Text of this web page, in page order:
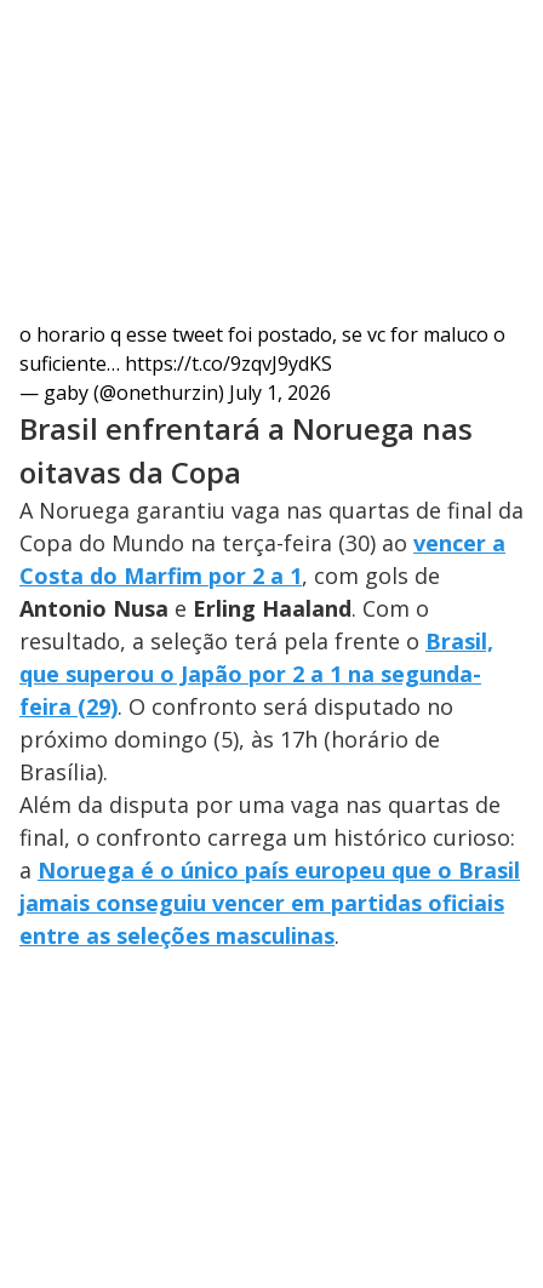
o horario q esse tweet foi postado, se vc for maluco o
suficiente… https://t.co/9zqvJ9ydKS
— gaby (@onethurzin) July 1, 2026
Brasil enfrentará a Noruega nas
oitavas da Copa
A Noruega garantiu vaga nas quartas de final da
Copa do Mundo na terça-feira (30) ao vencer a
Costa do Marfim por 2 a 1, com gols de
Antonio Nusa e Erling Haaland. Com o
resultado, a seleção terá pela frente o Brasil,
que superou o Japão por 2 a 1 na segunda-
feira (29). O confronto será disputado no
próximo domingo (5), às 17h (horário de
Brasília).
Além da disputa por uma vaga nas quartas de
final, o confronto carrega um histórico curioso:
a Noruega é o único país europeu que o Brasil
jamais conseguiu vencer em partidas oficiais
entre as seleções masculinas.